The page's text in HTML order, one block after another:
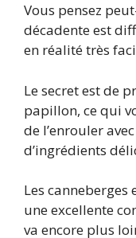
Vous pensez
décadente est
en réalité très
Le secret est de
papillon, ce qui
de l’enrouler
d’ingrédients
Les
une excellente
va encore plus